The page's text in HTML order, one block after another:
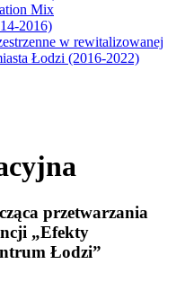
Mix
2016)
w rewitalizowanej
Łodzi (2016-2022)
przetwarzania
„Efekty
Łodzi”